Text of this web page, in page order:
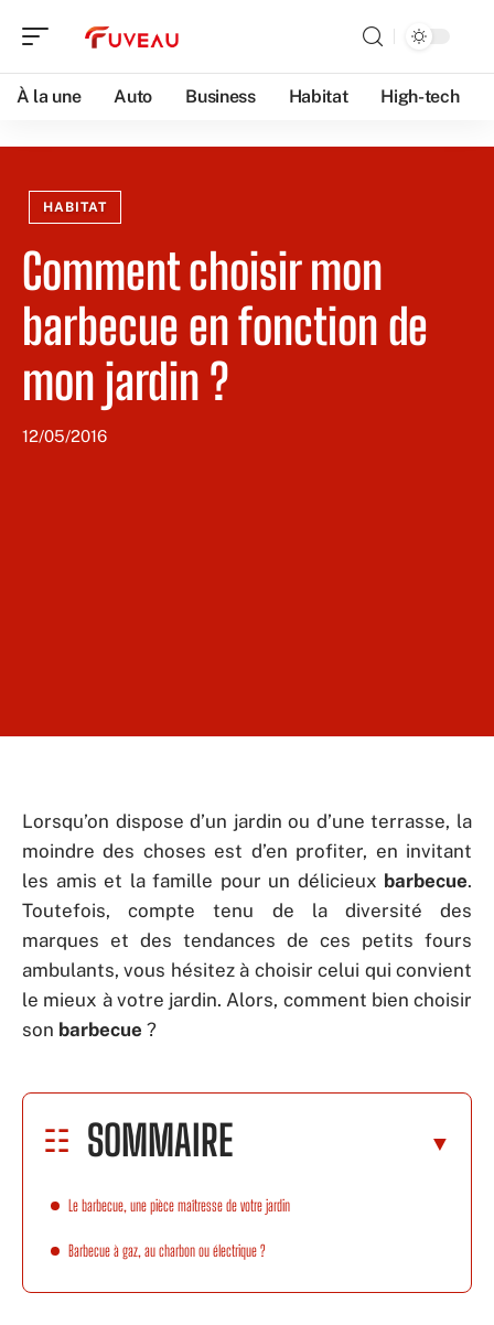
À la une Auto Business Habitat High-tech
HABITAT
Comment choisir mon
barbecue en fonction de
mon jardin ?
12/05/2016
Lorsqu’on dispose d’un jardin ou d’une terrasse, la
moindre des choses est d’en profiter, en invitant
les amis et la famille pour un délicieux barbecue.
Toutefois, compte tenu de la diversité des
marques et des tendances de ces petits fours
ambulants, vous hésitez à choisir celui qui convient
le mieux à votre jardin. Alors, comment bien choisir
son barbecue ?
SOMMAIRE
Le barbecue, une pièce maîtresse de votre jardin
Barbecue à gaz, au charbon ou électrique ?